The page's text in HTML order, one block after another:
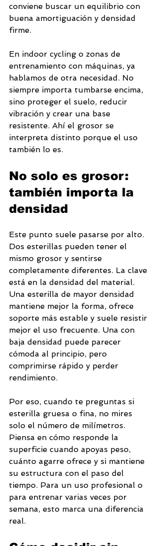
conviene buscar un equilibrio con
buena amortiguación y densidad
firme.
En indoor cycling o zonas de
entrenamiento con máquinas, ya
hablamos de otra necesidad. No
siempre importa tumbarse encima,
sino proteger el suelo, reducir
vibración y crear una base
resistente. Ahí el grosor se
interpreta distinto porque el uso
también lo es.
No solo es grosor:
también importa la
densidad
Este punto suele pasarse por alto.
Dos esterillas pueden tener el
mismo grosor y sentirse
completamente diferentes. La clave
está en la densidad del material.
Una esterilla de mayor densidad
mantiene mejor la forma, ofrece
soporte más estable y suele resistir
mejor el uso frecuente. Una con
baja densidad puede parecer
cómoda al principio, pero
comprimirse rápido y perder
rendimiento.
Por eso, cuando te preguntas si
esterilla gruesa o fina, no mires
solo el número de milímetros.
Piensa en cómo responde la
superficie cuando apoyas peso,
cuánto agarre ofrece y si mantiene
su estructura con el paso del
tiempo. Para un uso profesional o
para entrenar varias veces por
semana, esto marca una diferencia
real.